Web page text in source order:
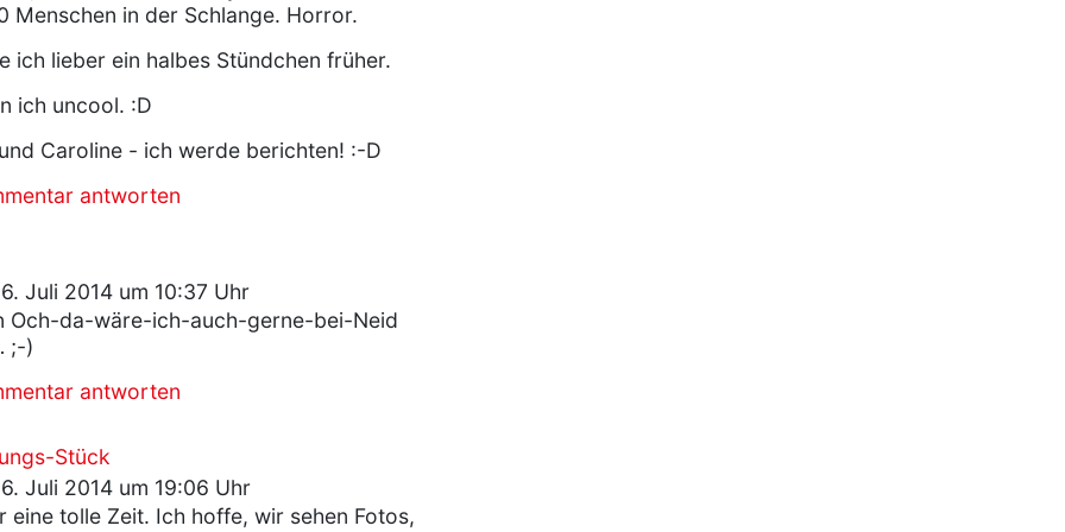
Menschen in der Schlange. Horror.
ich lieber ein halbes Stündchen früher.
ich uncool. :D
Caroline - ich werde berichten! :-D
antworten
Juli 2014 um 10:37 Uhr
Och-da-wäre-ich-auch-gerne-bei-Neid
;-)
antworten
Stück
Juli 2014 um 19:06 Uhr
eine tolle Zeit. Ich hoffe, wir sehen Fotos,